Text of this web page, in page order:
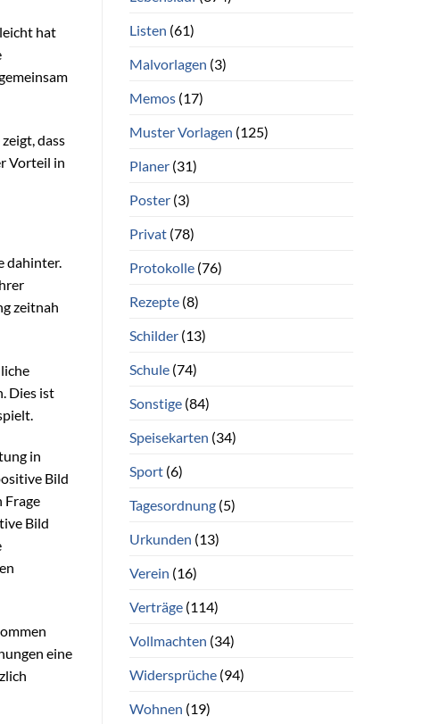
hat
dass
Vorteil in
dahinter.
zeitnah
Dies ist
in
Bild
Frage
Bild
eine
Listen (61)
Malvorlagen (3)
Memos(17)
Muster Vorlagen (125)
Planer(31)
Poster(3)
Privat(78)
Protokolle(76)
Rezepte(8)
Schilder(13)
Schule(74)
Sonstige(84)
Speisekarten (34)
Sport(6)
Tagesordnung(5)
Urkunden (13)
Verein (16)
Verträge(114)
Vollmachten (34)
Widersprüche(94)
Wohnen (19)